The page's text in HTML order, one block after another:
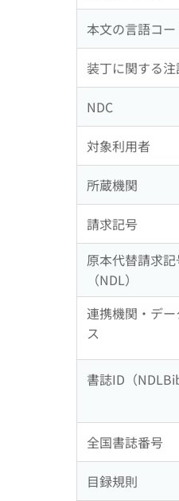
本文の言語コー
装丁に関する
NDC
対象利用者
所蔵機関
請求記号
原本代替請求
（NDL）
連携機関・デ
ス
書誌ID（
全国書誌番号
目録規則